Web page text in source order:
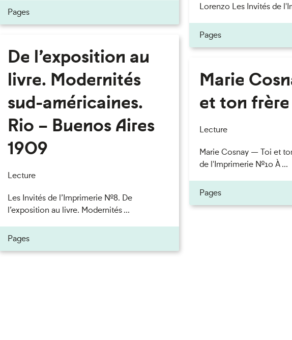
Pages
De l’exposition au
livre. Modernités
sud-américaines.
Rio – Buenos Aires
1909
Lecture
Les Invités de l’Imprimerie n°8. De
l’exposition au livre. Modernités ...
Pages
Lorenzo Les Invités de
Pages
Marie
et ton frère
Lecture
Marie Cosnay — Toi et
de l'Imprimerie n°10 À ...
Pages
des cookies